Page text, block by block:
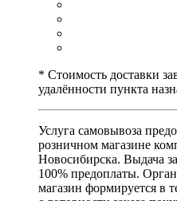
* Стоимость доставки
удалённости пункта
Услуга самовывоза
розничном магазине
Новосибирска. Выдача
100% предоплаты.
магазин формируется в